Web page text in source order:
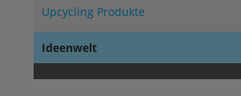
Upcycling Produkte
Ideenwelt